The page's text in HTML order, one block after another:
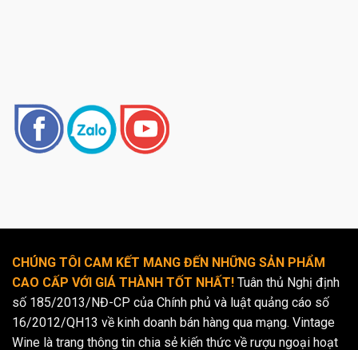
CHÚNG TÔI CAM KẾT MANG ĐẾN NHỮNG SẢN PHẨM
CAO CẤP VỚI GIÁ THÀNH TỐT NHẤT! Tuân thủ Nghị định
số 185/2013/NĐ-CP của Chính phủ và luật quảng cáo số
16/2012/QH13 về kinh doanh bán hàng qua mạng. Vintage
Wine là trang thông tin chia sẻ kiến thức về rượu ngoại hoạt